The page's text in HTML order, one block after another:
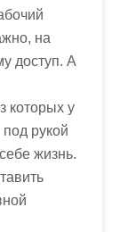
на
доступ. А
которых у
рукой
жизнь.